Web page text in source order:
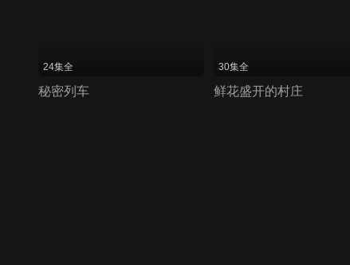
24集全
秘密列车
30集全
鲜花盛开的村庄